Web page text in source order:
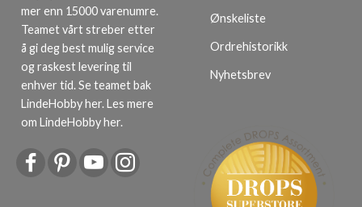
mer enn 15000 varenumre.
Teamet vårt streber etter
å gi deg best mulig service
og raskest levering til
enhver tid. Se teamet bak
LindeHobby her.Les mere
om LindeHobby her.
Ønskeliste
Ordrehistorikk
Nyhetsbrev